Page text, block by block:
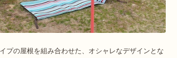
プの屋根を組み合わせた、オシャレなデザインとな